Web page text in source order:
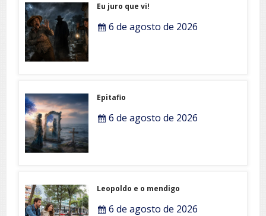
Eu juro que vi!
6 de agosto de 2026
Epitafio
6 de agosto de 2026
Leopoldo e o mendigo
6 de agosto de 2026